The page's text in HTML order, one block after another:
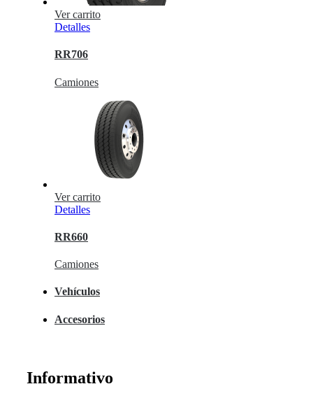
Ver carrito
Detalles
RR706
Camiones
Ver carrito
Detalles
RR660
Camiones
Vehículos
Accesorios
Informativo